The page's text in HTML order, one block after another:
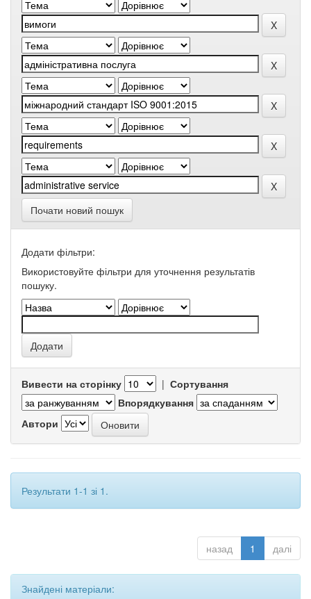
Почати новий пошук
Додати фільтри:
Використовуйте фільтри для уточнення результатів
пошуку.
Вивести на сторінку | Сортування
Впорядкування
Автори
Результати 1-1 зі 1.
назад 1 далі
Знайдені матеріали: